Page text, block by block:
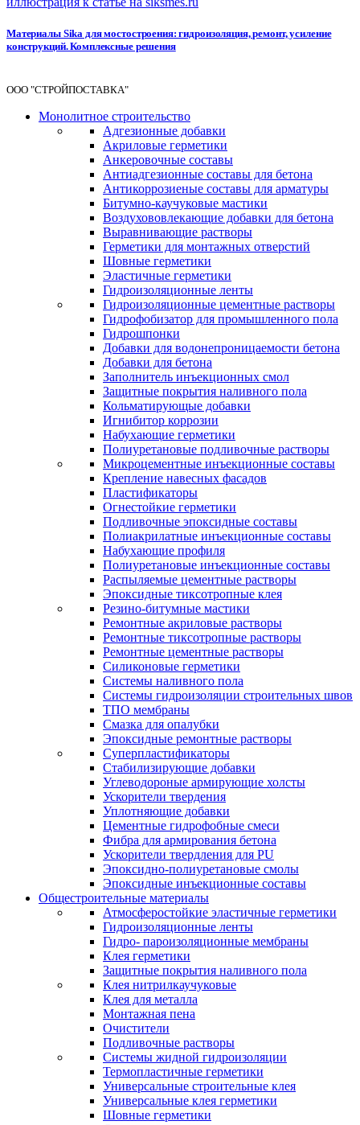
Материалы Sika для мостостроения: гидроизоляция, ремонт, усиление
конструкций. Комплексные решения
ООО "СТРОЙПОСТАВКА"
Монолитное строительство
Адгезионные добавки
Акриловые герметики
Анкеровочные составы
Антиадгезионные составы для бетона
Антикоррозиеные составы для арматуры
Битумно-каучуковые мастики
Воздухововлекающие добавки для бетона
Выравнивающие растворы
Герметики для монтажных отверстий
Шовные герметики
Эластичные герметики
Гидроизоляционные ленты
Гидроизоляционные цементные растворы
Гидрофобизатор для промышленного пола
Гидрошпонки
Добавки для водонепроницаемости бетона
Добавки для бетона
Заполнитель инъекционных смол
Защитные покрытия наливного пола
Кольматирующые добавки
Игнибитор коррозии
Набухающие герметики
Полиуретановые подливочные растворы
Микроцементные инъекционные составы
Крепление навесных фасадов
Пластификаторы
Огнестойкие герметики
Подливочные эпоксидные составы
Полиакрилатные инъекционные составы
Набухающие профиля
Полиуретановые инъекционные составы
Распыляемые цементные растворы
Эпоксидные тиксотропные клея
Резино-битумные мастики
Ремонтные акриловые растворы
Ремонтные тиксотропные растворы
Ремонтные цементные растворы
Силиконовые герметики
Системы наливного пола
Системы гидроизоляции строительных швов
ТПО мембраны
Смазка для опалубки
Эпоксидные ремонтные растворы
Суперпластификаторы
Стабилизирующие добавки
Углеводороные армирующие холсты
Ускорители твердения
Уплотняющие добавки
Цементные гидрофобные смеси
Фибра для армирования бетона
Ускорители твердления для PU
Эпоксидно-полиуретановые смолы
Эпоксидные инъекционные составы
Общестроительные материалы
Атмосферостойкие эластичные герметики
Гидроизоляционные ленты
Гидро- пароизоляционные мембраны
Клея герметики
Защитные покрытия наливного пола
Клея нитрилкаучуковые
Клея для металла
Монтажная пена
Очистители
Подливочные растворы
Системы жидной гидроизоляции
Термопластичные герметики
Универсальные строительные клея
Универсальные клея герметики
Шовные герметики